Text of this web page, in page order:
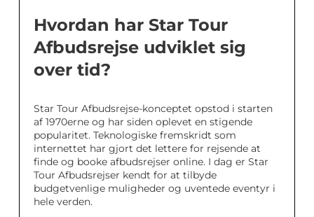
Hvordan har Star Tour
Afbudsrejse udviklet sig
over tid?
Star Tour Afbudsrejse-konceptet opstod i starten
af 1970erne og har siden oplevet en stigende
popularitet. Teknologiske fremskridt som
internettet har gjort det lettere for rejsende at
finde og booke afbudsrejser online. I dag er Star
Tour Afbudsrejser kendt for at tilbyde
budgetvenlige muligheder og uventede eventyr i
hele verden.